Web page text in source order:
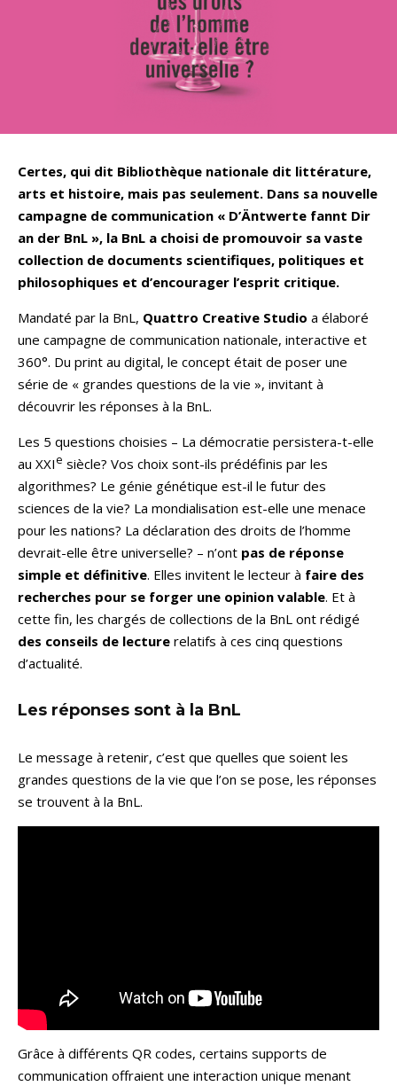
Certes, qui dit Bibliothèque nationale dit littérature,
arts et histoire, mais pas seulement. Dans sa nouvelle
campagne de communication « D’Äntwerte fannt Dir
an der BnL », la BnL a choisi de promouvoir sa vaste
collection de documents scientifiques, politiques et
philosophiques et d’encourager l’esprit critique.
Mandaté par la BnL, Quattro Creative Studio a élaboré
une campagne de communication nationale, interactive et
360°. Du print au digital, le concept était de poser une
série de « grandes questions de la vie », invitant à
découvrir les réponses à la BnL.
Les 5 questions choisies – La démocratie persistera-t-elle
au XXIe siècle? Vos choix sont-ils prédéfinis par les
algorithmes? Le génie génétique est-il le futur des
sciences de la vie? La mondialisation est-elle une menace
pour les nations? La déclaration des droits de l’homme
devrait-elle être universelle? – n’ont pas de réponse
simple et définitive. Elles invitent le lecteur à faire des
recherches pour se forger une opinion valable. Et à
cette fin, les chargés de collections de la BnL ont rédigé
des conseils de lecture relatifs à ces cinq questions
d’actualité.
Les réponses sont à la BnL
Le message à retenir, c’est que quelles que soient les
grandes questions de la vie que l’on se pose, les réponses
se trouvent à la BnL.
Grâce à différents QR codes, certains supports de
communication offraient une interaction unique menant